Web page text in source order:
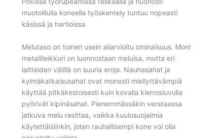
muotoillulla koneella työskentely tuntuu nopeasti
käsissä ja hartioissa.
Melutaso on toinen usein aliarvioitu ominaisuus. Moni
metallileikkuri on luonnostaan meluisa, mutta eri
laitteiden välillä on suuria eroja. Nauhasahat ja
kylmäkatkaisusahat ovat monesti miellyttävämpiä
käyttää pitkäkestoisesti kuin kovalla kierrosluvulla
pyörivät kipinäsahat. Pienemmässäkin verstaassa
jatkuva melu rasittaa, vaikka kuulosuojaimia
käytettäisiinkin, joten rauhallisempi kone voi olla